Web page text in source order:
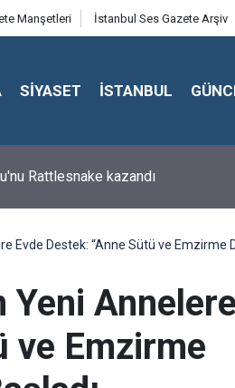
Manşetleri İstanbul Ses Gazete Arşiv
SİYASET İSTANBUL
Rattlesnake kazandı
Evde Destek: “Anne Sütü ve Emzirme
Yeni Annelere
ve Emzirme